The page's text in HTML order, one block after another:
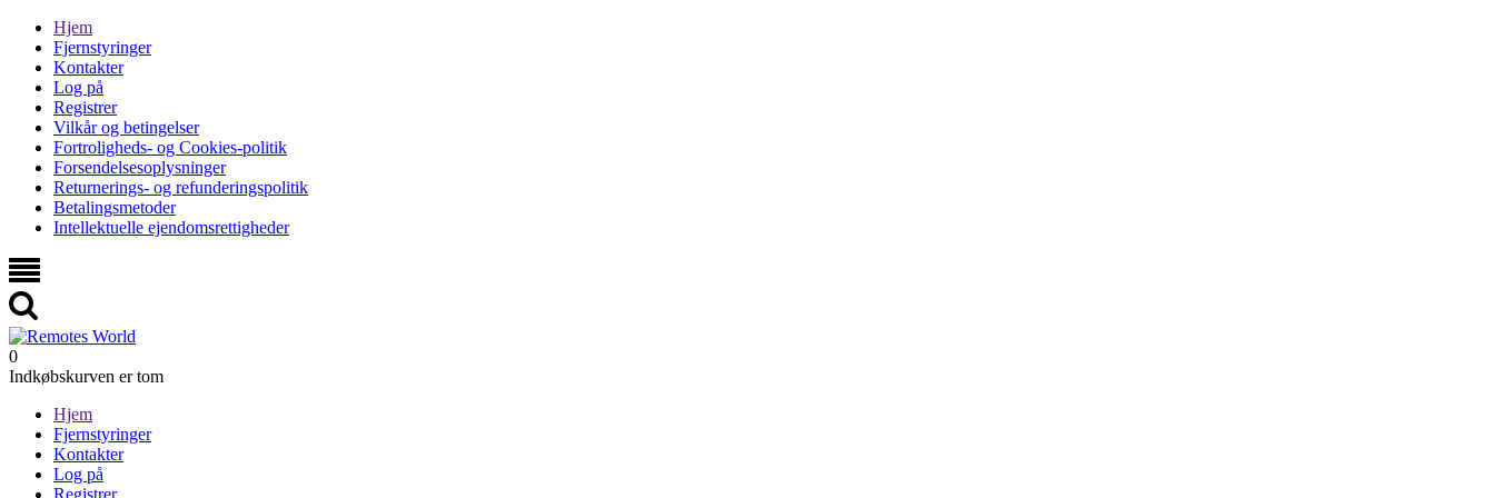
Hjem
Fjernstyringer
Kontakter
Log på
Registrer
Vilkår og betingelser
Fortroligheds- og Cookies-politik
Forsendelsesoplysninger
Returnerings- og refunderingspolitik
Betalingsmetoder
Intellektuelle ejendomsrettigheder
0
Indkøbskurven er tom
Hjem
Fjernstyringer
Kontakter
Log på
Registrer